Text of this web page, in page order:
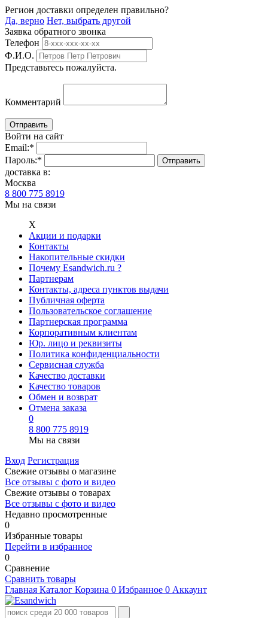
Регион доставки определен правильно?
Да, верно Нет, выбрать другой
Заявка обратного звонка
Телефон
Ф.И.О.
Представьтесь пожалуйста.
Комментарий
Войти на сайт
Email:*
Пароль:*
доставка в:
Москва
8 800 775 8919
Мы на связи
Х
Акции и подарки
Контакты
Накопительные скидки
Почему Esandwich.ru ?
Партнерам
Контакты, адреса пунктов выдачи
Публичная оферта
Пользовательское соглашение
Партнерская программа
Корпоративным клиентам
Юр. лицо и реквизиты
Политика конфиденциальности
Сервисная служба
Качество доставки
Качество товаров
Обмен и возврат
Отмена заказа
0
8 800 775 8919
Мы на связи
Вход Регистрация
Свежие отзывы о магазине
Все отзывы с фото и видео
Свежие отзывы о товарах
Все отзывы c фото и видео
Недавно просмотренные
0
Избранные товары
Перейти в избранное
0
Сравнение
Сравнить товары
Главная Каталог Корзина 0 Избранное 0 Аккаунт